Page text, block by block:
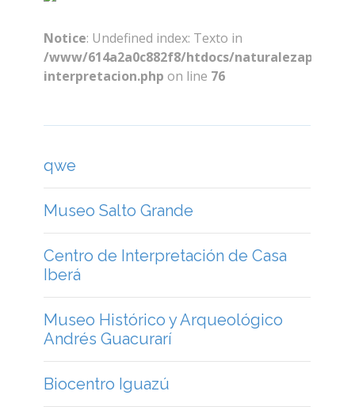
Notice: Undefined index: Texto in
/www/614a2a0c882f8/htdocs/
interpretacion.php on line 76
qwe
Museo Salto Grande
Centro de Interpretación de Casa
Iberá
Museo Histórico y Arqueológico
Andrés Guacurarí
Biocentro Iguazú